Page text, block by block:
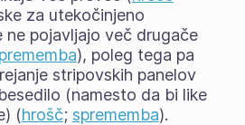
za utekočinjeno
ne pojavljajo več drugače
), poleg tega pa
stripovskih panelov
(namesto da bi like
(hrošč; sprememba).